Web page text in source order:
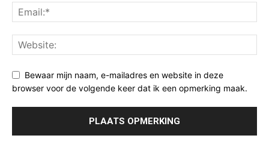
Bewaar mijn naam, e-mailadres en website in deze
browser voor de volgende keer dat ik een opmerking maak.